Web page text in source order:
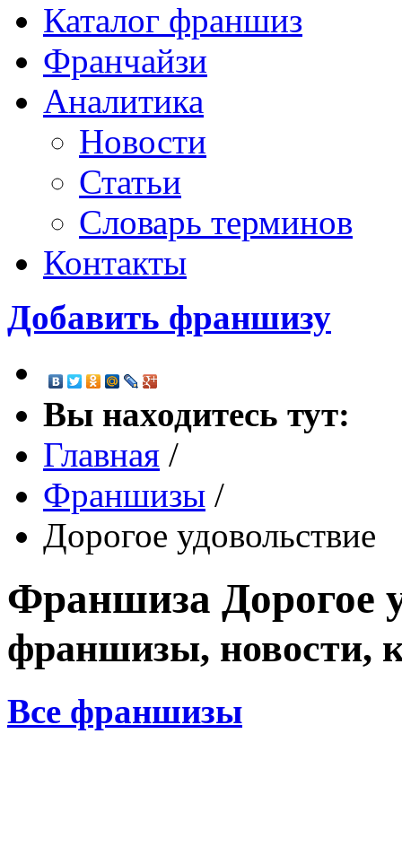
Каталог франшиз
Франчайзи
Аналитика
Новости
Статьи
Словарь терминов
Контакты
Добавить франшизу
Вы находитесь тут:
Главная /
Франшизы /
Дорогое удовольствие
Франшиза Дорогое
франшизы, новости,
Все франшизы